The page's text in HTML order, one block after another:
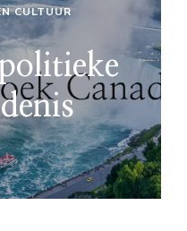
CULTUUR